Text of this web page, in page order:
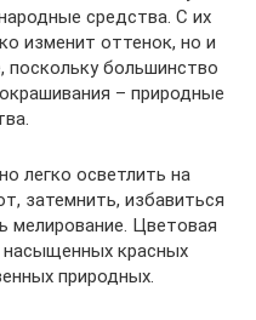
средства. С их
изменит оттенок, но и
поскольку большинство
– природные
легко осветлить на
затемнить, избавиться
мелирование. Цветовая
красных
природных.